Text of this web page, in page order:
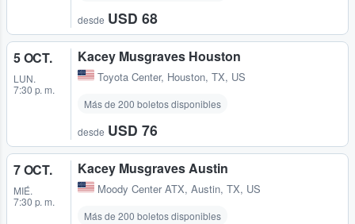
desde USD 68
5 OCT.
LUN.
7:30 p. m.
Kacey Musgraves Houston
Toyota Center, Houston, TX, US
Más de 200 boletos disponibles
desde USD 76
7 OCT.
MIÉ.
7:30 p. m.
Kacey Musgraves Austin
Moody Center ATX, Austin, TX, US
Más de 200 boletos disponibles